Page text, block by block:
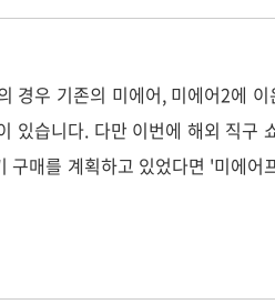
경우 기존의 미에어, 미에어2에
있습니다. 다만 이번에 해외 직구
매를 계획하고 있었다면 '미에어